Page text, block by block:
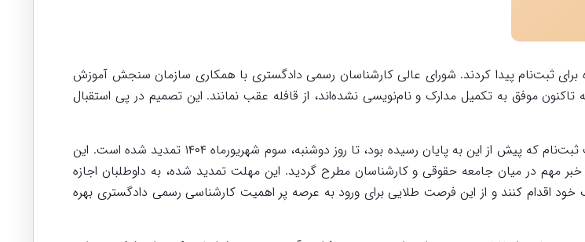
کارشناسان رسمی دادگستری سال ۱۴۰۴، فرصتی دوباره برای ثبت‌نام پیدا کردند. شورای عالی کارشناسان رسمی دادگستری با همکاری سازمان سنجش آموزش
موفق به تکمیل مدارک و نام‌نویسی نشده‌اند، از قافله عقب نمانند. این تصمیم در پی استقبال
بر اساس اطلاعیه‌ای که از سوی سازمان سنجش آموزش کشور منتشر شده، مهلت ثبت‌نام که پیش از این به پایان رسیده بود، تا روز دوشنبه، سوم شهریورماه ۱۴۰۴ تمدید شده است. این
مهم در میان جامعه حقوقی و کارشناسان مطرح گردید. این مهلت تمدید شده، به داوطلبان اجازه
اقدام کنند و از این فرصت طلایی برای ورود به عرصه پر اهمیت کارشناسی رسمی دادگستری بهره